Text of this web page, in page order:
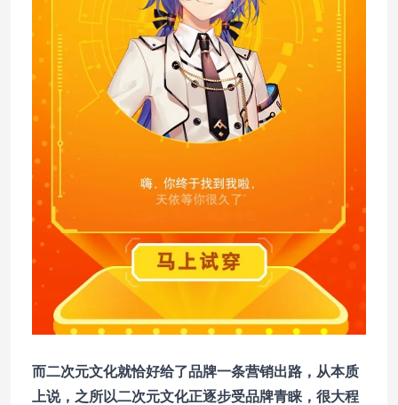
而二次元文化就恰好给了品牌一条营销出路，从本质
上说，之所以二次元文化正逐步受品牌青睐，很大程